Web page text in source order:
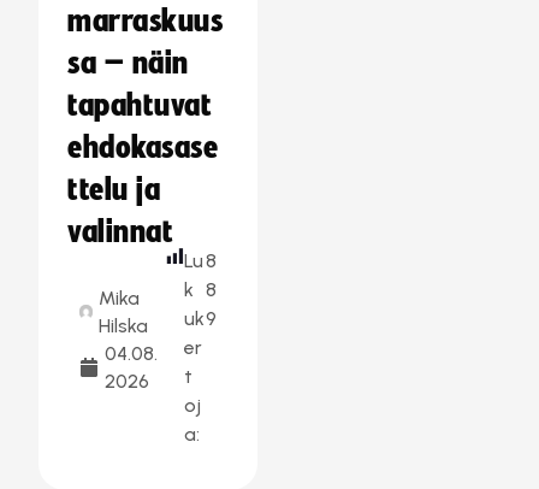
marraskuus
sa – näin
tapahtuvat
ehdokasase
ttelu ja
valinnat
Mika
Hilska
04.08.
2026
Lu
k
uk
er
t
oj
a:
8
8
9